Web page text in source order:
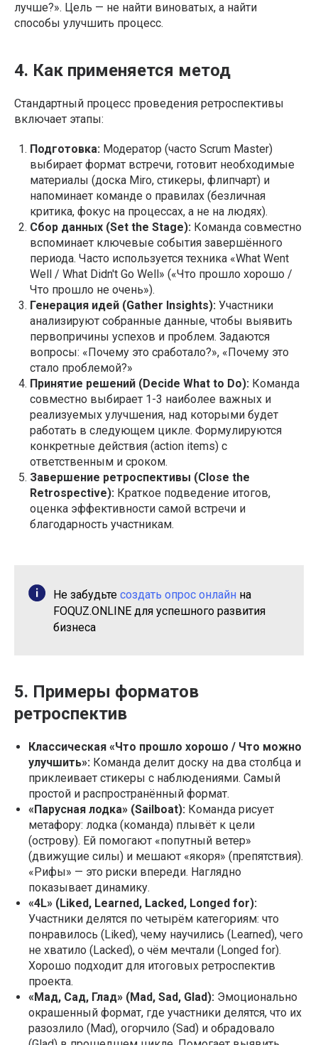
лучше?». Цель — не найти виноватых, а найти
способы улучшить процесс.
4. Как применяется метод
Стандартный процесс проведения ретроспективы
включает этапы:
Подготовка: Модератор (часто Scrum Master)
выбирает формат встречи, готовит необходимые
материалы (доска Miro, стикеры, флипчарт) и
напоминает команде о правилах (безличная
критика, фокус на процессах, а не на людях).
Сбор данных (Set the Stage): Команда совместно
вспоминает ключевые события завершённого
периода. Часто используется техника «What Went
Well / What Didn't Go Well» («Что прошло хорошо /
Что прошло не очень»).
Генерация идей (Gather Insights): Участники
анализируют собранные данные, чтобы выявить
первопричины успехов и проблем. Задаются
вопросы: «Почему это сработало?», «Почему это
стало проблемой?»
Принятие решений (Decide What to Do): Команда
совместно выбирает 1-3 наиболее важных и
реализуемых улучшения, над которыми будет
работать в следующем цикле. Формулируются
конкретные действия (action items) с
ответственным и сроком.
Завершение ретроспективы (Close the
Retrospective): Краткое подведение итогов,
оценка эффективности самой встречи и
благодарность участникам.
Не забудьте создать опрос онлайн на
FOQUZ.ONLINE для успешного развития
бизнеса
5. Примеры форматов
ретроспектив
Классическая «Что прошло хорошо / Что можно
улучшить»: Команда делит доску на два столбца и
приклеивает стикеры с наблюдениями. Самый
простой и распространённый формат.
«Парусная лодка» (Sailboat): Команда рисует
метафору: лодка (команда) плывёт к цели
(острову). Ей помогают «попутный ветер»
(движущие силы) и мешают «якоря» (препятствия).
«Рифы» — это риски впереди. Наглядно
показывает динамику.
«4L» (Liked, Learned, Lacked, Longed for):
Участники делятся по четырём категориям: что
понравилось (Liked), чему научились (Learned), чего
не хватило (Lacked), о чём мечтали (Longed for).
Хорошо подходит для итоговых ретроспектив
проекта.
«Мад, Сад, Глад» (Mad, Sad, Glad): Эмоционально
окрашенный формат, где участники делятся, что их
разозлило (Mad), огорчило (Sad) и обрадовало